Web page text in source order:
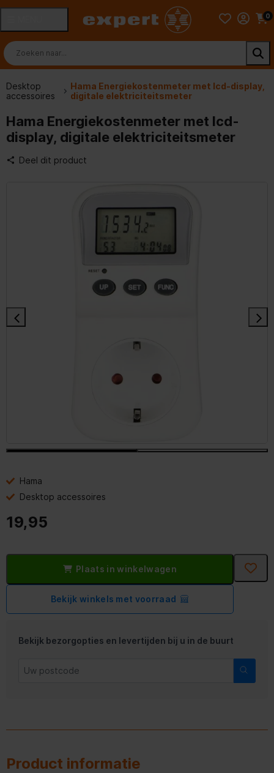
0
Desktop
accessoires
Hama Energiekostenmeter met lcd-display,
digitale elektriciteitsmeter
Hama Energiekostenmeter met lcd-
display, digitale elektriciteitsmeter
Deel dit product
Hama
Desktop accessoires
19,95
Plaats in winkelwagen
Bekijk winkels met voorraad
Bekijk bezorgopties en levertijden bij u in de buurt
Product informatie